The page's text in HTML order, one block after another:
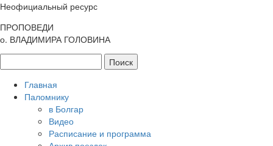
Неофициальный ресурс
ПРОПОВЕДИ
о. ВЛАДИМИРА ГОЛОВИНА
Главная
Паломнику
в Болгар
Видео
Расписание и программа